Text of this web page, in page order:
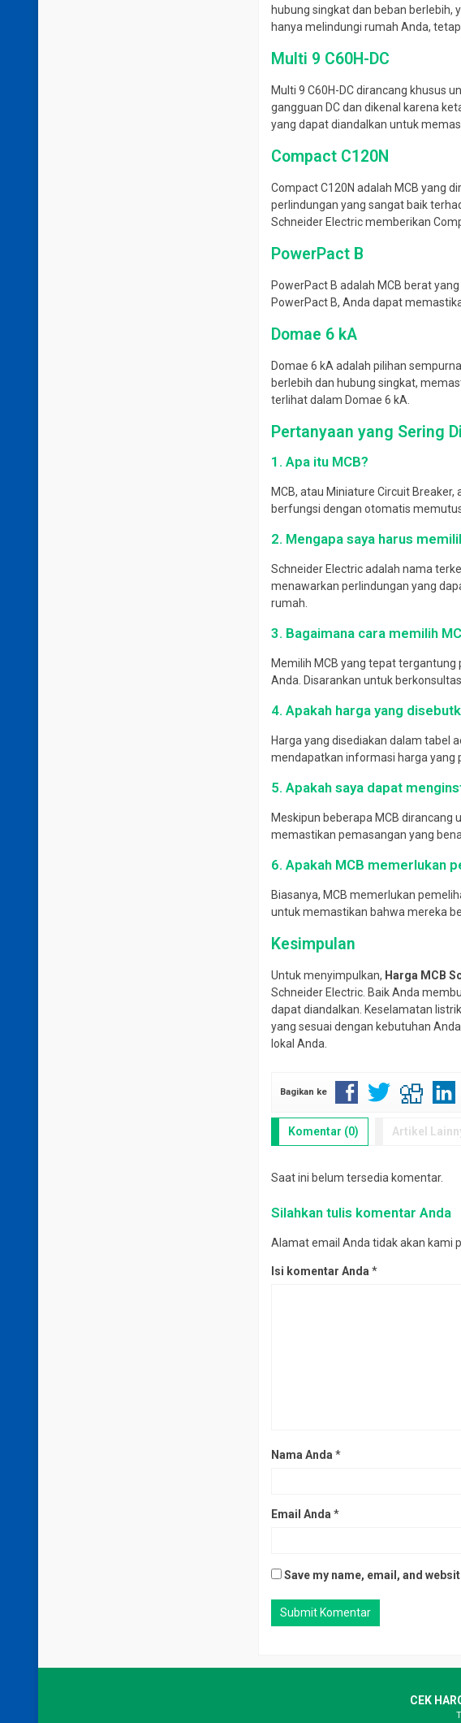
hubung singkat dan beban berlebih,
hanya melindungi rumah Anda,
Multi 9 C60H-DC
Multi 9 C60H-DC dirancang khusus
gangguan DC dan dikenal karena
yang dapat diandalkan untuk
Compact C120N
Compact C120N adalah MCB yang
perlindungan yang sangat baik
Schneider Electric memberikan
PowerPact B
PowerPact B adalah MCB berat
PowerPact B, Anda dapat
Domae 6 kA
Domae 6 kA adalah pilihan
berlebih dan hubung singkat,
terlihat dalam Domae 6 kA.
Pertanyaan yang Sering
1. Apa itu MCB?
MCB, atau Miniature Circuit
berfungsi dengan otomatis
2. Mengapa saya harus
Schneider Electric adalah nama
menawarkan perlindungan yang
rumah.
3. Bagaimana cara memilih
Memilih MCB yang tepat
Anda. Disarankan untuk
4. Apakah harga yang
Harga yang disediakan dalam tabel
mendapatkan informasi harga yang
5. Apakah saya dapat
Meskipun beberapa MCB
memastikan pemasangan yang
6. Apakah MCB memerlukan
Biasanya, MCB memerlukan
untuk memastikan bahwa mereka
Kesimpulan
Untuk menyimpulkan, Harga MCB
Schneider Electric. Baik Anda
dapat diandalkan. Keselamatan
yang sesuai dengan kebutuhan
lokal Anda.
Bagikan ke
Komentar (0) Artikel
Saat ini belum tersedia komentar.
Silahkan tulis komentar Anda
Alamat email Anda tidak akan kami
Isi komentar Anda *
Nama Anda *
Email Anda *
Save my name, email, and
CEK